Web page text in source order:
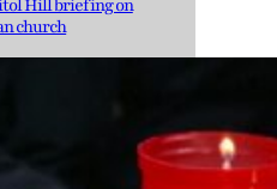
Hill briefing on
church